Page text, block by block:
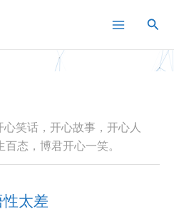
搜
笑话，开心故事，开心人
态，博君开心一笑。
太差